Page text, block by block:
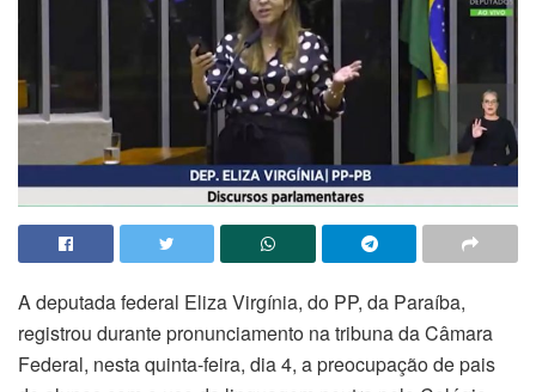
A deputada federal Eliza Virgínia, do PP, da Paraíba,
registrou durante pronunciamento na tribuna da Câmara
Federal, nesta quinta-feira, dia 4, a preocupação de pais